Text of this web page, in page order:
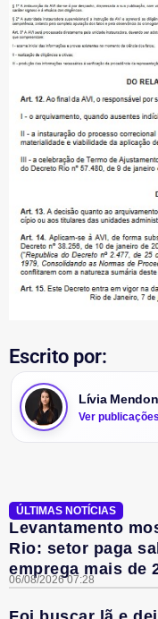
Escrito por:
Lívia
Ver
ÚLTIMAS NOTÍCIAS
Levantamento
Rio: setor paga
emprega mais de
06/08/2026 07:28